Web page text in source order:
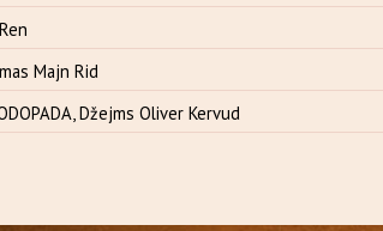
Majn Rid
Džejms Oliver Kervud